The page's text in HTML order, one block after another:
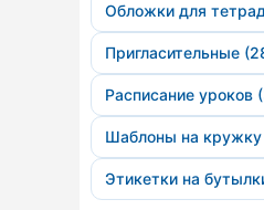
Обложки для
Пригласительные
Расписание уроков
Шаблоны на кружку
Этикетки на